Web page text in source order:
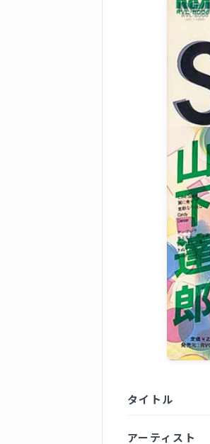
タイトル
アーティスト